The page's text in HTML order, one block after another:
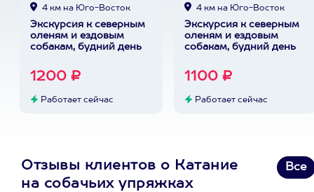
4 км на Юго-Восток
Экскурсия к северным
оленям и ездовым
собакам, будний день
1200 ₽
Работает сейчас
4 км на Юго-Восток
Экскурсия к северным
оленям и ездовым
собакам, будний день
1100 ₽
Работает сейчас
Отзывы клиентов о Катание
на собачьих упряжках
Все